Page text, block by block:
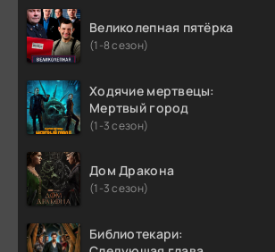
Великолепная пятёрка
(1-8 сезон)
Ходячие мертвецы:
Мертвый город
(1-3 сезон)
Дом Дракона
(1-3 сезон)
Библиотекари: